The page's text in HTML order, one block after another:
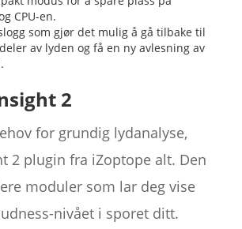
CPU-en.
som gjør det mulig å gå tilbake til
av lyden og få en ny avlesning av
2
for grundig lydanalyse,
2 plugin fra iZoptope alt. Den
moduler som lar deg vise
nivået i sporet ditt.